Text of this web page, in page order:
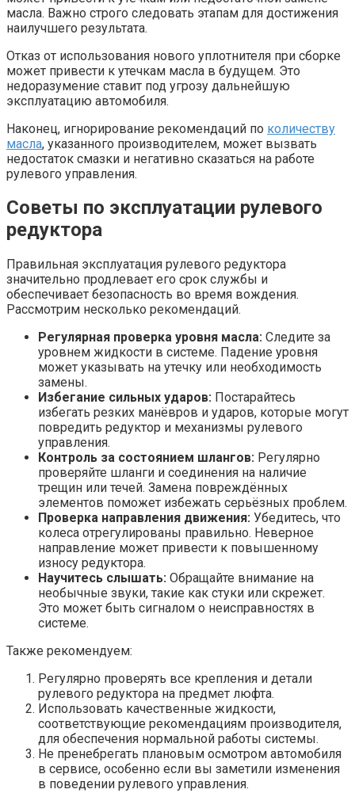
масла. Важно строго следовать этапам для достижения
наилучшего результата.
Отказ от использования нового уплотнителя при сборке
может привести к утечкам масла в будущем. Это
недоразумение ставит под угрозу дальнейшую
эксплуатацию автомобиля.
Наконец, игнорирование рекомендаций по количеству
масла, указанного производителем, может вызвать
недостаток смазки и негативно сказаться на работе
рулевого управления.
Советы по эксплуатации рулевого
редуктора
Правильная эксплуатация рулевого редуктора
значительно продлевает его срок службы и
обеспечивает безопасность во время вождения.
Рассмотрим несколько рекомендаций.
Регулярная проверка уровня масла: Следите за
уровнем жидкости в системе. Падение уровня
может указывать на утечку или необходимость
замены.
Избегание сильных ударов: Постарайтесь
избегать резких манёвров и ударов, которые могут
повредить редуктор и механизмы рулевого
управления.
Контроль за состоянием шлангов: Регулярно
проверяйте шланги и соединения на наличие
трещин или течей. Замена повреждённых
элементов поможет избежать серьёзных проблем.
Проверка направления движения: Убедитесь, что
колеса отрегулированы правильно. Неверное
направление может привести к повышенному
износу редуктора.
Научитесь слышать: Обращайте внимание на
необычные звуки, такие как стуки или скрежет.
Это может быть сигналом о неисправностях в
системе.
Также рекомендуем:
Регулярно проверять все крепления и детали
рулевого редуктора на предмет люфта.
Использовать качественные жидкости,
соответствующие рекомендациям производителя,
для обеспечения нормальной работы системы.
Не пренебрегать плановым осмотром автомобиля
в сервисе, особенно если вы заметили изменения
в поведении рулевого управления.